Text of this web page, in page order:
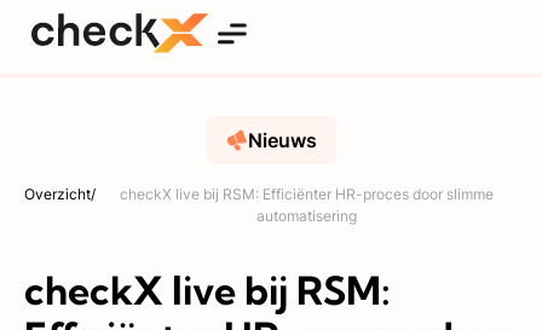
Nieuws
Overzicht/
checkX live bij RSM: Efficiënter HR-proces door slimme
automatisering
checkX live bij RSM: